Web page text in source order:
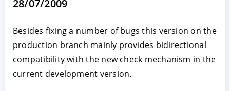
28/07/2009
Besides fixing a number of bugs this version on the
production branch mainly provides bidirectional
compatibility with the new check mechanism in the
current development version.